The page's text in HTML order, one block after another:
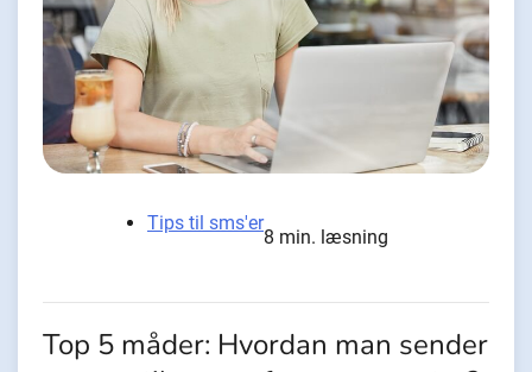
Tips til sms'er
8 min. læsning
Top 5 måder: Hvordan man sender